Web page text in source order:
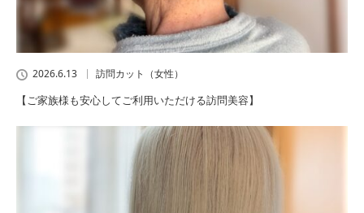
2026.6.13 訪問カット（女性）
【ご家族様も安心してご利用いただける訪問美容】